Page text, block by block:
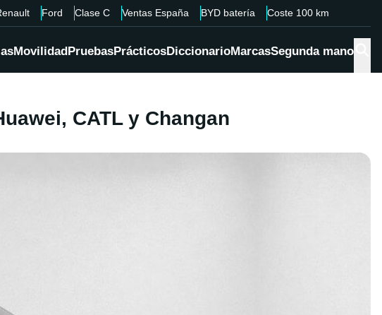
Ford Clase C Ventas España BYD batería Coste 100 km
MovilidadPruebasPrácticosDiccionarioMarcasSegunda mano
CATL y Changan